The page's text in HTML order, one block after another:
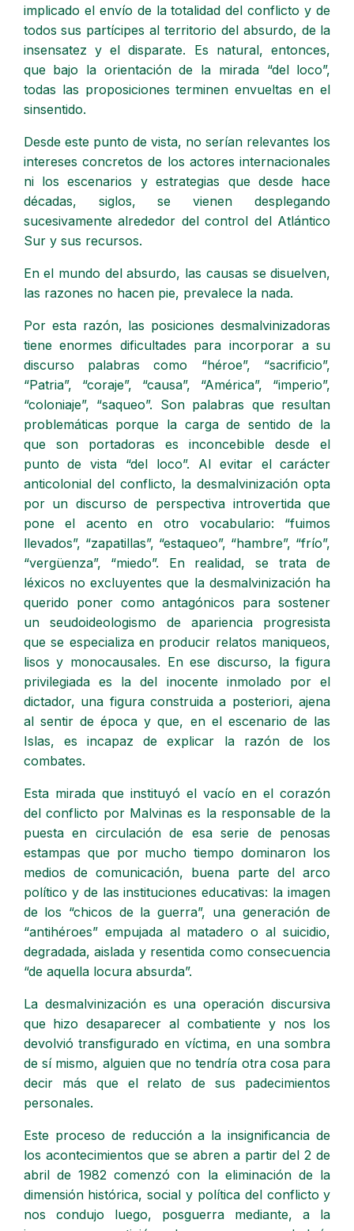
implicado el envío de la totalidad del conflicto y de
todos sus partícipes al territorio del absurdo, de la
insensatez y el disparate. Es natural, entonces,
que bajo la orientación de la mirada “del loco”,
todas las proposiciones terminen envueltas en el
sinsentido.
Desde este punto de vista, no serían relevantes los
intereses concretos de los actores internacionales
ni los escenarios y estrategias que desde hace
décadas, siglos, se vienen desplegando
sucesivamente alrededor del control del Atlántico
Sur y sus recursos.
En el mundo del absurdo, las causas se disuelven,
las razones no hacen pie, prevalece la nada.
Por esta razón, las posiciones desmalvinizadoras
tiene enormes dificultades para incorporar a su
discurso palabras como “héroe”, “sacrificio”,
“Patria”, “coraje”, “causa”, “América”, “imperio”,
“coloniaje”, “saqueo”. Son palabras que resultan
problemáticas porque la carga de sentido de la
que son portadoras es inconcebible desde el
punto de vista “del loco”. Al evitar el carácter
anticolonial del conflicto, la desmalvinización opta
por un discurso de perspectiva introvertida que
pone el acento en otro vocabulario: “fuimos
llevados”, “zapatillas”, “estaqueo”, “hambre”, “frío”,
“vergüenza”, “miedo”. En realidad, se trata de
léxicos no excluyentes que la desmalvinización ha
querido poner como antagónicos para sostener
un seudoideologismo de apariencia progresista
que se especializa en producir relatos maniqueos,
lisos y monocausales. En ese discurso, la figura
privilegiada es la del inocente inmolado por el
dictador, una figura construida a posteriori, ajena
al sentir de época y que, en el escenario de las
Islas, es incapaz de explicar la razón de los
combates.
Esta mirada que instituyó el vacío en el corazón
del conflicto por Malvinas es la responsable de la
puesta en circulación de esa serie de penosas
estampas que por mucho tiempo dominaron los
medios de comunicación, buena parte del arco
político y de las instituciones educativas: la imagen
de los “chicos de la guerra”, una generación de
“antihéroes” empujada al matadero o al suicidio,
degradada, aislada y resentida como consecuencia
“de aquella locura absurda”.
La desmalvinización es una operación discursiva
que hizo desaparecer al combatiente y nos los
devolvió transfigurado en víctima, en una sombra
de sí mismo, alguien que no tendría otra cosa para
decir más que el relato de sus padecimientos
personales.
Este proceso de reducción a la insignificancia de
los acontecimientos que se abren a partir del 2 de
abril de 1982 comenzó con la eliminación de la
dimensión histórica, social y política del conflicto y
nos condujo luego, posguerra mediante, a la